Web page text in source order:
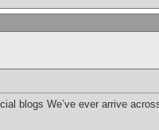
blogs We’ve ever arrive